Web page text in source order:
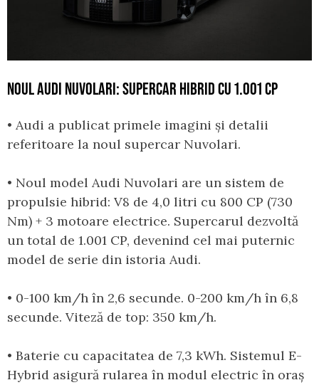
NOUL AUDI NUVOLARI: SUPERCAR HIBRID CU 1.001 CP
• Audi a publicat primele imagini și detalii
referitoare la noul supercar Nuvolari.
• Noul model Audi Nuvolari are un sistem de
propulsie hibrid: V8 de 4,0 litri cu 800 CP (730
Nm) + 3 motoare electrice. Supercarul dezvoltă
un total de 1.001 CP, devenind cel mai puternic
model de serie din istoria Audi.
• 0-100 km/h în 2,6 secunde. 0-200 km/h în 6,8
secunde. Viteză de top: 350 km/h.
• Baterie cu capacitatea de 7,3 kWh. Sistemul E-
Hybrid asigură rularea în modul electric în oraș